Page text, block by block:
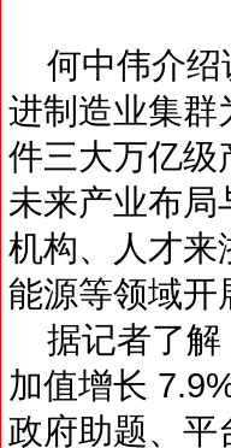
何中伟介绍
进制造业集群
件三大万亿级
未来产业布局
机构、人才来
能源等领域开
据记者了解
加值增长
政府助题、平